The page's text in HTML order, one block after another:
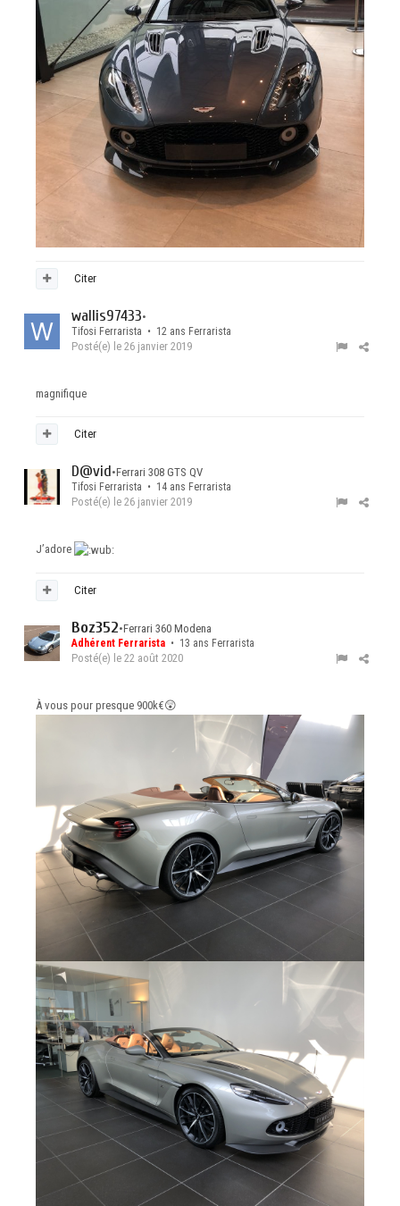
Citer
wallis97433•
Tifosi Ferrarista • 12 ans Ferrarista
Posté(e) le 26 janvier 2019
magnifique
Citer
D@vid•Ferrari 308 GTS QV
Tifosi Ferrarista • 14 ans Ferrarista
Posté(e) le 26 janvier 2019
J’adore
Citer
Boz352•Ferrari 360 Modena
Adhérent Ferrarista • 13 ans Ferrarista
Posté(e) le 22 août 2020
À vous pour presque 900k€😲